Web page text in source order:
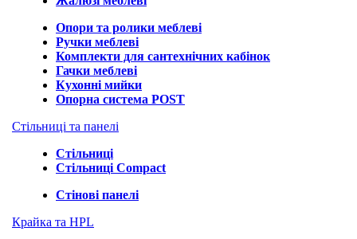
Опори та ролики меблеві
Ручки меблеві
Комплекти для сантехнічних кабінок
Гачки меблеві
Кухонні мийки
Опорна система POST
Стільниці та панелі
Стільниці
Стільниці Compact
Стінові панелі
Крайка та HPL